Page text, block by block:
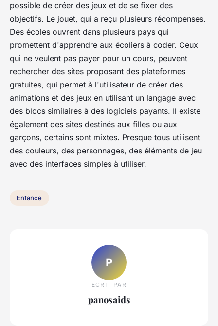
possible de créer des jeux et de se fixer des
objectifs. Le jouet, qui a reçu plusieurs récompenses.
Des écoles ouvrent dans plusieurs pays qui
promettent d'apprendre aux écoliers à coder. Ceux
qui ne veulent pas payer pour un cours, peuvent
rechercher des sites proposant des plateformes
gratuites, qui permet à l'utilisateur de créer des
animations et des jeux en utilisant un langage avec
des blocs similaires à des logiciels payants. Il existe
également des sites destinés aux filles ou aux
garçons, certains sont mixtes. Presque tous utilisent
des couleurs, des personnages, des éléments de jeu
avec des interfaces simples à utiliser.
Enfance
P
ECRIT PAR
panosaids